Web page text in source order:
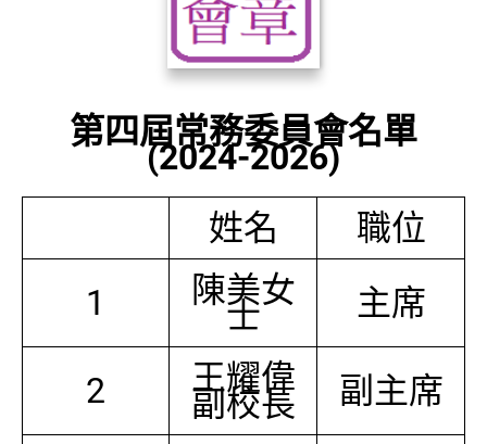
第四屆常務委員會名單
(2024-2026)
姓名
職位
1
陳美女
士 主席
2 王耀偉
副校長 副主席